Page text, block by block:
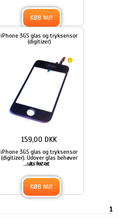
KØB NU!
iPhone 3GS glas og tryksensor
(digitizer)
iPhone 3GS glas og tryksensor
(digitizer). Udover glas behøver
du for at
...LÆS MERE
159,00 DKK
KØB NU!
1